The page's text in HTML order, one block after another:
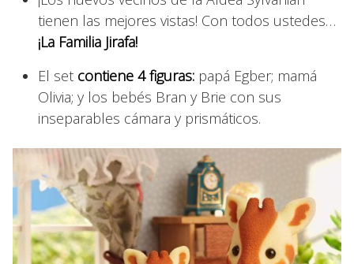
tienen las mejores vistas! Con todos ustedes…
¡La Familia Jirafa!
El set contiene 4 figuras: papá Egber; mamá
Olivia; y los bebés Bran y Brie con sus
inseparables cámara y prismáticos.